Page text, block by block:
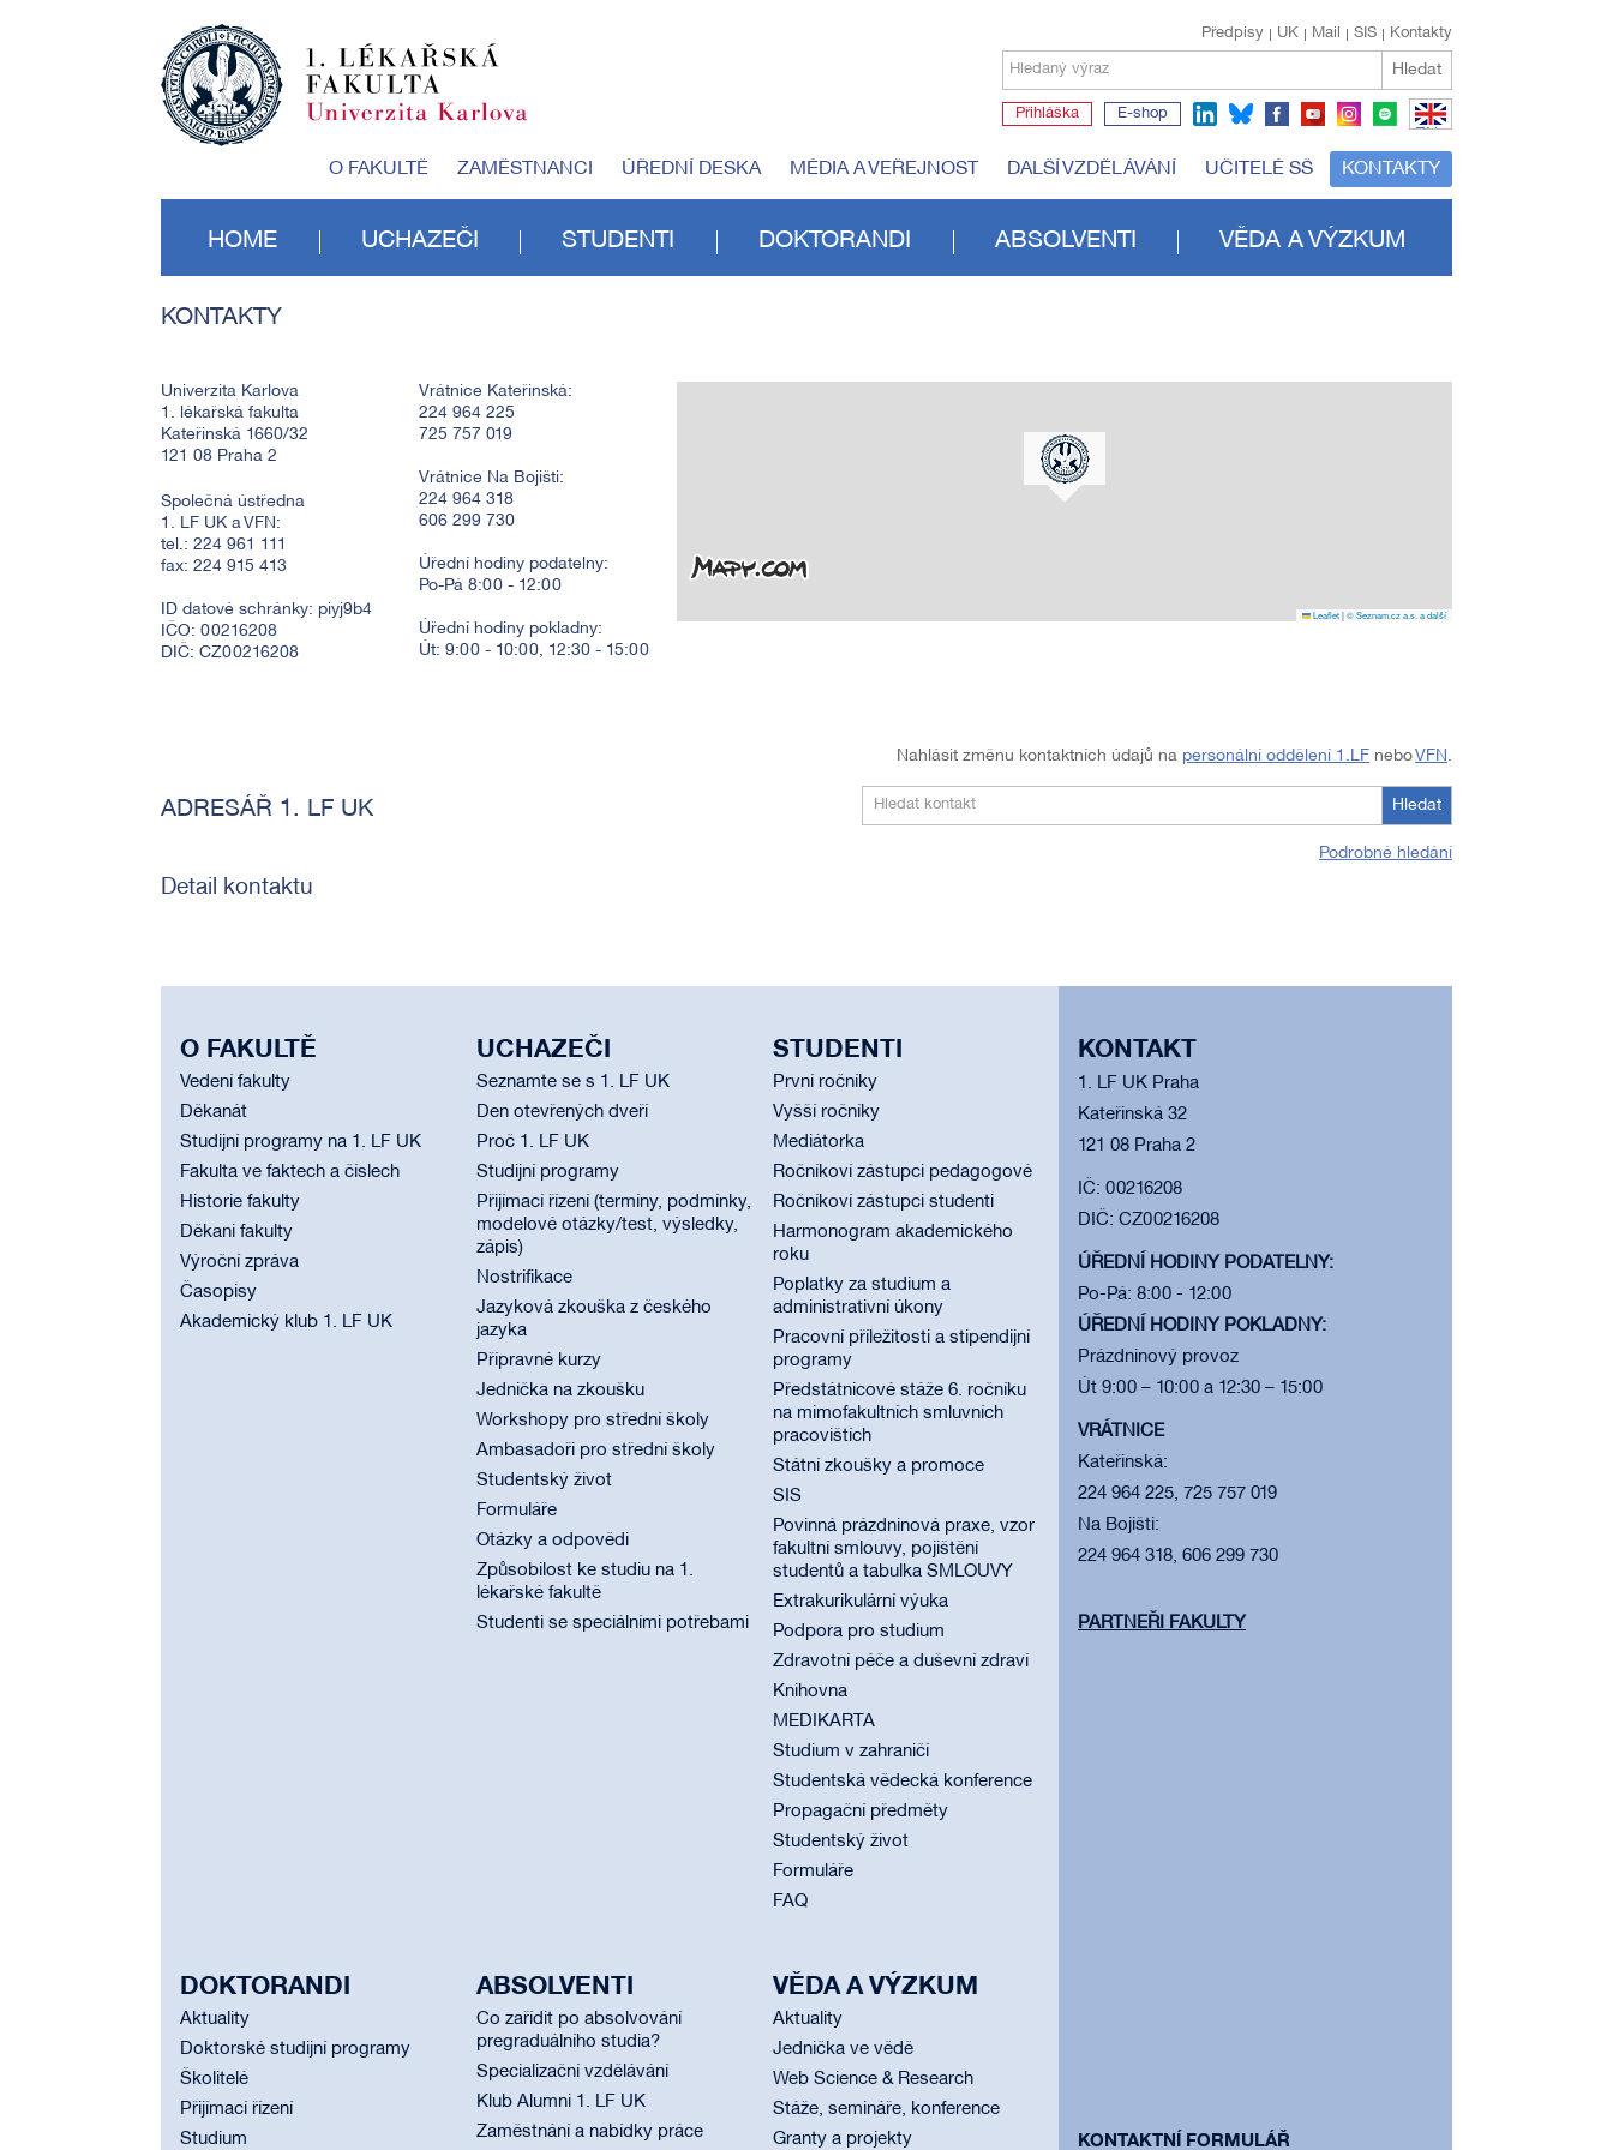
Kontakty
SIS
Mail
UK
Předpisy
Hledaný výraz Hledat
Přihláška E-shop
EN
O FAKULTĚ ZAMĚSTNANCI ÚŘEDNÍ DESKA MÉDIA A VEŘEJNOST DALŠÍ VZDĚLÁVÁNÍ UČITELÉ SŠ KONTAKTY
HOME UCHAZEČI STUDENTI DOKTORANDI ABSOLVENTI VĚDA A VÝZKUM
KONTAKTY
Leaflet|© Seznam.cz a.s. a další
Univerzita Karlova
1. lékařská fakulta
Kateřinská 1660/32
121 08 Praha 2
Společná ústředna
1. LF UK a VFN:
tel.: 224 961 111
fax: 224 915 413
ID datové schránky: piyj9b4
IČO: 00216208
DIČ: CZ00216208
Vrátnice Kateřinská:
224 964 225
725 757 019
Vrátnice Na Bojišti:
224 964 318
606 299 730
Úřední hodiny podatelny:
Po-Pá 8:00 - 12:00
Úřední hodiny pokladny:
Út: 9:00 - 10:00, 12:30 - 15:00
Nahlásit změnu kontaktních údajů na personální oddělení 1.LF neboVFN .
Hledat kontakt Hledat
Podrobné hledání
ADRESÁŘ 1. LF UK
Detail kontaktu
O FAKULTĚ
Vedení fakulty
Děkanát
Studijní programy na 1. LF UK
Fakulta ve faktech a číslech
Historie fakulty
Děkani fakulty
Výroční zpráva
Časopisy
Akademický klub 1. LF UK
UCHAZEČI
Seznamte se s 1. LF UK
Den otevřených dveří
Proč 1. LF UK
Studijní programy
Přijímací řízení (termíny, podmínky,
modelové otázky/test, výsledky,
zápis)
Nostrifikace
Jazyková zkouška z českého
jazyka
Přípravné kurzy
Jednička na zkoušku
Workshopy pro střední školy
Ambasadoři pro střední školy
Studentský život
Formuláře
Otázky a odpovědi
Způsobilost ke studiu na 1.
lékařské fakultě
Studenti se speciálními potřebami
STUDENTI
První ročníky
Vyšší ročníky
Mediátorka
Ročníkoví zástupci pedagogové
Ročníkoví zástupci studenti
Harmonogram akademického
roku
Poplatky za studium a
administrativní úkony
Pracovní příležitosti a stipendijní
programy
Předstátnicové stáže 6. ročníku
na mimofakultních smluvních
pracovištích
Státní zkoušky a promoce
SIS
Povinná prázdninová praxe, vzor
fakultní smlouvy, pojištění
studentů a tabulka SMLOUVY
Extrakurikulární výuka
Podpora pro studium
Zdravotní péče a duševní zdraví
Knihovna
MEDIKARTA
Studium v zahraničí
Studentská vědecká konference
Propagační předměty
Studentský život
Formuláře
FAQ
DOKTORANDI
Aktuality
Doktorské studijní programy
Školitelé
Přijímací řízení
Studium
ABSOLVENTI
Co zařídit po absolvování
pregraduálního studia?
Specializační vzdělávání
Klub Alumni 1. LF UK
Zaměstnání a nabídky práce
VĚDA A VÝZKUM
Aktuality
Jednička ve vědě
Web Science & Research
Stáže, semináře, konference
Granty a projekty
KONTAKT
1. LF UK Praha
Kateřinská 32
121 08 Praha 2
IČ: 00216208
DIČ: CZ00216208
ÚŘEDNÍ HODINY PODATELNY:
Po-Pá: 8:00 - 12:00
ÚŘEDNÍ HODINY POKLADNY:
Prázdninový provoz
Út 9:00 – 10:00 a 12:30 – 15:00
VRÁTNICE
Kateřinská:
224 964 225, 725 757 019
Na Bojišti:
224 964 318, 606 299 730
PARTNEŘI FAKULTY
KONTAKTNÍ FORMULÁŘ